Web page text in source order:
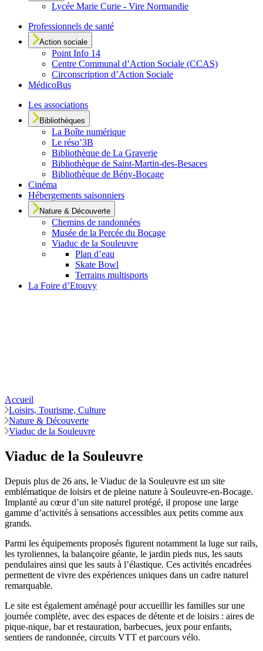
Lycée Marie Curie - Vire Normandie
Professionnels de santé
Action sociale
Point Info 14
Centre Communal d’Action Sociale (CCAS)
Circonscription d’Action Sociale
MédicoBus
Les associations
Bibliothèques
La Boîte numérique
Le réso’3B
Bibliothèque de La Graverie
Bibliothèque de Saint-Martin-des-Besaces
Bibliothèque de Bény-Bocage
Cinéma
Hébergements saisonniers
Nature & Découverte
Chemins de randonnées
Musée de la Percée du Bocage
Viaduc de la Souleuvre
Plan d’eau
Skate Bowl
Terrains multisports
La Foire d’Etouvy
Accueil
Loisirs, Tourisme, Culture
Nature & Découverte
Viaduc de la Souleuvre
Viaduc de la Souleuvre
Depuis plus de 26 ans, le Viaduc de la Souleuvre est un site
emblématique de loisirs et de pleine nature à Souleuvre-en-Bocage.
Implanté au cœur d’un site naturel protégé, il propose une large
gamme d’activités à sensations accessibles aux petits comme aux
grands.
Parmi les équipements proposés figurent notamment la luge sur rails,
les tyroliennes, la balançoire géante, le jardin pieds nus, les sauts
pendulaires ainsi que les sauts à l’élastique. Ces activités encadrées
permettent de vivre des expériences uniques dans un cadre naturel
remarquable.
Le site est également aménagé pour accueillir les familles sur une
journée complète, avec des espaces de détente et de loisirs : aires de
pique-nique, bar et restauration, barbecues, jeux pour enfants,
sentiers de randonnée, circuits VTT et parcours vélo.